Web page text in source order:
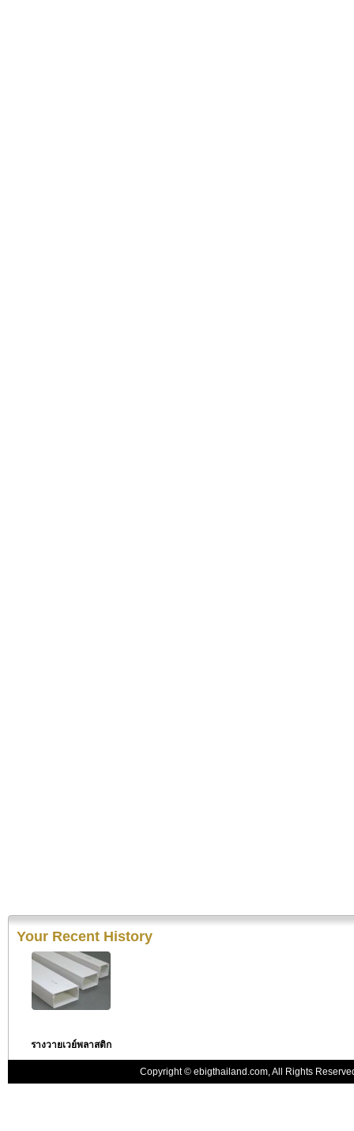
Your Recent History
รางวายเวย์พลาสติก
Copyright © ebigthailand.com, All Rights